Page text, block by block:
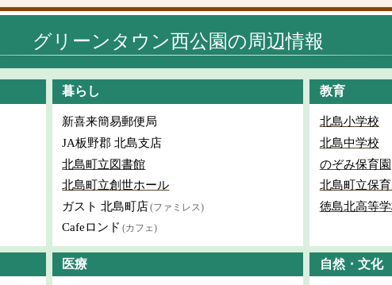
グリーンタウン西公園の周辺情報
暮らし
新喜来簡易郵便局
JA板野郡 北島支店
北島町立図書館
北島町立創世ホール
ガスト 北島町店(ファミレス)
Cafeロンド (カフェ)
教育
北島小学校
北島中学校
のぞみ保育園
北島町立保
徳島北高等
医療 自然・文化